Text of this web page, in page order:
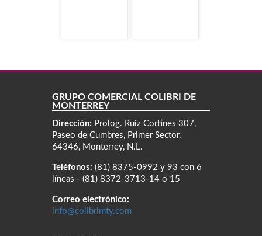
GRUPO COMERCIAL COLIBRÍ DE
MONTERREY
Dirección: Prolog. Ruiz Cortines 307,
Paseo de Cumbres, Primer Sector,
64346, Monterrey, N.L.
Teléfonos: (81) 8375-0992 y 93 con 6
líneas - (81) 8372-3713-14 o 15
Correo electrónico:
info@colibrimty.com